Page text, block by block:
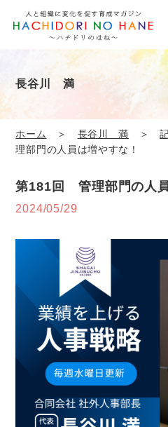
長谷川 満
ホーム ＞ 長谷川 満 ＞
理部門の人員は増やすな！
第181回 管理部門の人員
2024/05/29